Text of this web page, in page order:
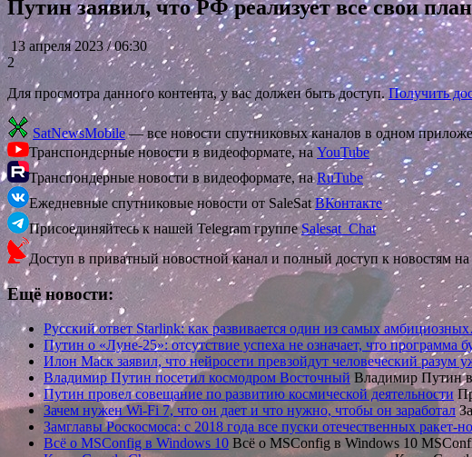
Путин заявил, что РФ реализует все свои
13 апреля 2023 / 06:30
2
Для просмотра данного контента, у вас должен быть доступ.Получить
SatNewsMobile— все новости спутниковых каналов в одном
Транспондерные новости в видеоформате, на YouTube
Транспондерные новости в видеоформате, наRuTube
Ежедневные спутниковые новости от SaleSatВКонтакте
Присоединяйтесь к нашей Telegram группеSalesat_Chat
Доступ в приватный новостной канал и полный доступ к новостям
Ещё новости:
Русский ответ Starlink: как развивается один из самых
Путин о «Луне-25»: отсутствие успеха не означает, что программа
Илон Маск заявил, что нейросети превзойдут человеческий разум
Владимир Путин посетил космодром Восточный Владимир Путин
Путин провел совещание по развитию космической деятельности
Зачем нужен Wi-Fi 7, что он дает и что нужно, чтобы он заработал
Замглавы Роскосмоса: с 2018 года все пуски отечественных ракет-
Всё о MSConfig в Windows 10 Всё о MSConfig в Windows 10